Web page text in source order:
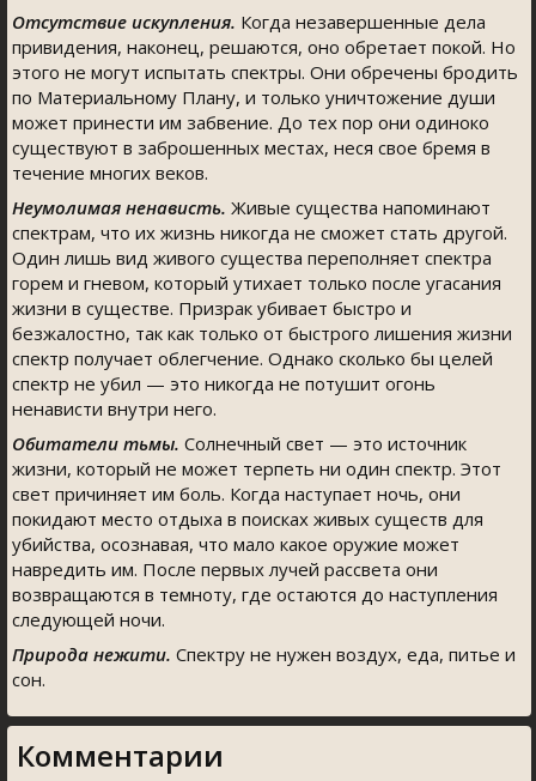
Отсутствие искупления. Когда незавершенные дела
привидения, наконец, решаются, оно обретает покой. Но
этого не могут испытать спектры. Они обречены бродить
по Материальному Плану, и только уничтожение души
может принести им забвение. До тех пор они одиноко
существуют в заброшенных местах, неся свое бремя в
течение многих веков.
Неумолимая ненависть. Живые существа напоминают
спектрам, что их жизнь никогда не сможет стать другой.
Один лишь вид живого существа переполняет спектра
горем и гневом, который утихает только после угасания
жизни в существе. Призрак убивает быстро и
безжалостно, так как только от быстрого лишения жизни
спектр получает облегчение. Однако сколько бы целей
спектр не убил — это никогда не потушит огонь
ненависти внутри него.
Обитатели тьмы. Солнечный свет — это источник
жизни, который не может терпеть ни один спектр. Этот
свет причиняет им боль. Когда наступает ночь, они
покидают место отдыха в поисках живых существ для
убийства, осознавая, что мало какое оружие может
навредить им. После первых лучей рассвета они
возвращаются в темноту, где остаются до наступления
следующей ночи.
Природа нежити. Спектру не нужен воздух, еда, питье и
сон.
Комментарии